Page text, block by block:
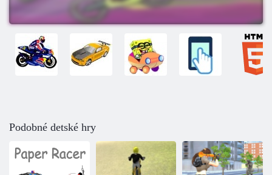
Podobné detské hry